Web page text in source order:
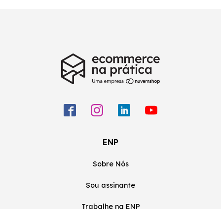
ENP
Sobre Nós
Sou assinante
Trabalhe na ENP